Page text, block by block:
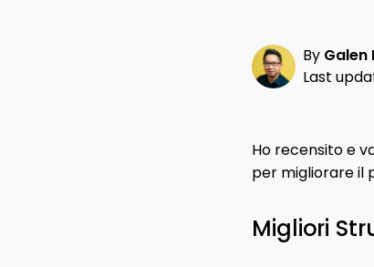
By Galen
Last
Ho recensito e
per migliorare il
Migliori